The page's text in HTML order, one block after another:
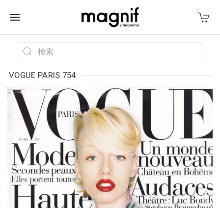
VOGUE PARIS 754